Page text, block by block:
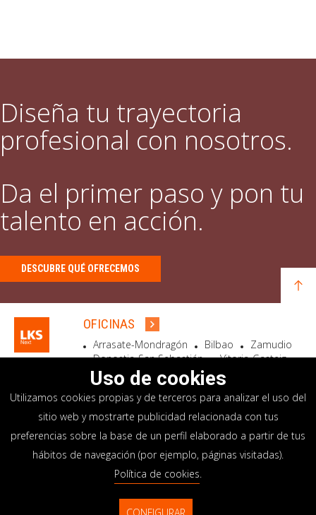
Diseña tu trayectoria
profesional con nosotros.
Da el primer paso y pon tu
talento en acción.
DESCUBRE QUÉ OFRECEMOS
OFICINAS
Arrasate-Mondragón Bilbao
Zamudio
Donostia-San Sebastián
Vitoria-Gasteiz
Madrid
El Astillero Bidart
SEDE SOCIAL
Goiru, 7 Arrasate-Mondragón
CP 20500 GIPUZKOA – SPAIN
+34 900 84 14 14
info@lksnext.com
Uso de cookies
Utilizamos cookies propias y de terceros para analizar el uso del
sitio web y mostrarte publicidad relacionada con tus
preferencias sobre la base de un perfil elaborado a partir de tus
hábitos de navegación (por ejemplo, páginas visitadas).
Política de cookies.